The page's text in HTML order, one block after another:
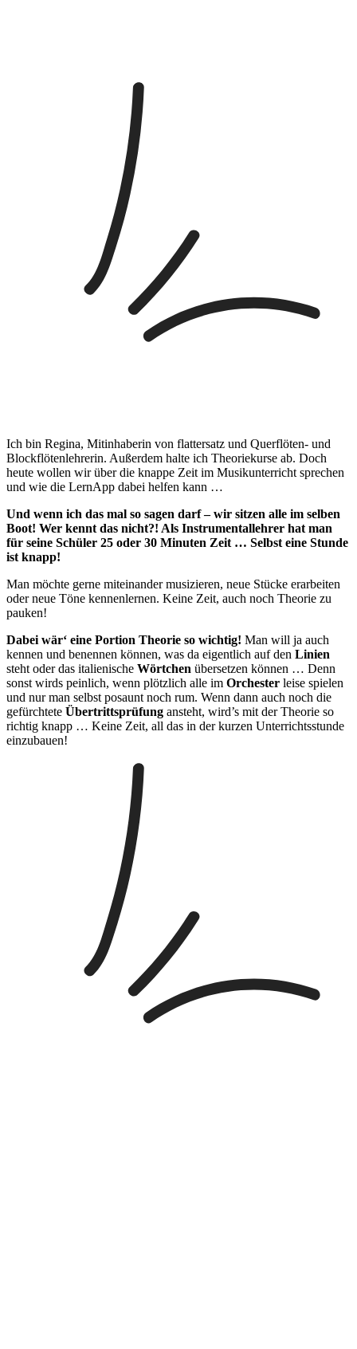
Ich bin Regina, Mitinhaberin von flattersatz und Querflöten- und
Blockflötenlehrerin. Außerdem halte ich Theoriekurse ab. Doch
heute wollen wir über die knappe Zeit im Musikunterricht sprechen
und wie die LernApp dabei helfen kann …
Und wenn ich das mal so sagen darf – wir sitzen alle im selben
Boot! Wer kennt das nicht?! Als Instrumentallehrer hat man
für seine Schüler 25 oder 30 Minuten Zeit … Selbst eine Stunde
ist knapp!
Man möchte gerne miteinander musizieren, neue Stücke erarbeiten
oder neue Töne kennenlernen. Keine Zeit, auch noch Theorie zu
pauken!
Dabei wär‘ eine Portion Theorie so wichtig! Man will ja auch
kennen und benennen können, was da eigentlich auf den Linien
steht oder das italienische Wörtchen übersetzen können … Denn
sonst wirds peinlich, wenn plötzlich alle im Orchester leise spielen
und nur man selbst posaunt noch rum. Wenn dann auch noch die
gefürchtete Übertrittsprüfung ansteht, wird’s mit der Theorie so
richtig knapp … Keine Zeit, all das in der kurzen Unterrichtsstunde
einzubauen!